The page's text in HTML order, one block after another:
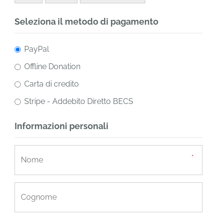
Seleziona il metodo di pagamento
PayPal
Offline Donation
Carta di credito
Stripe - Addebito Diretto BECS
Informazioni personali